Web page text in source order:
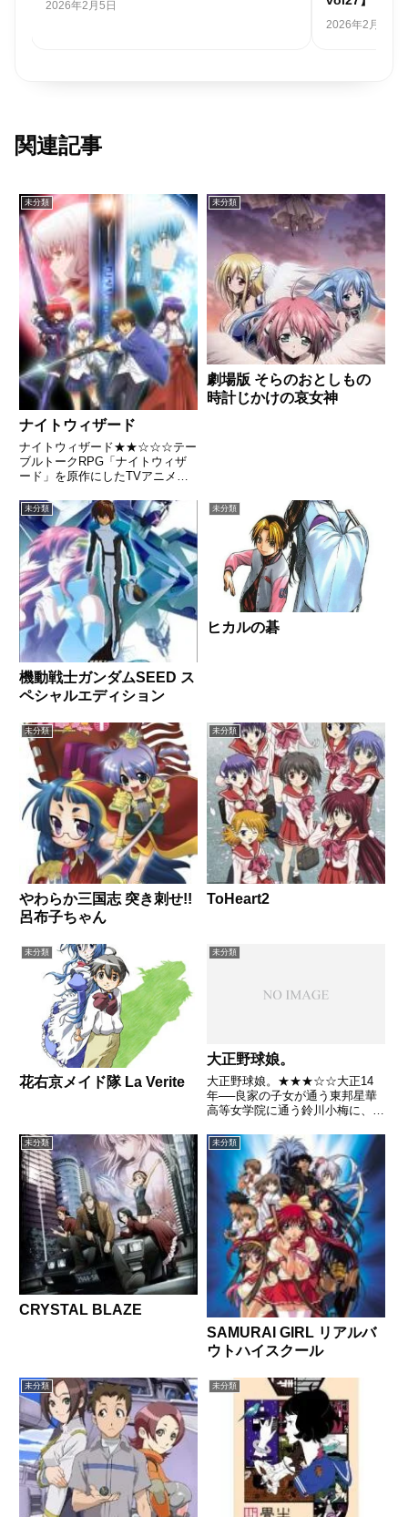
2026年2月5日
2026年2月1日
関連記事
未分類
ナイトウィザード
ナイトウィザード★★☆☆☆テー
ブルトークRPG「ナイトウィザ
ード」を原作にしたTVアニメ。
人間界に侵略を試みてきた。それ
は、200X年4月から「マジカル・
ウォーフェア」と呼ばれる戦争に
突入。その戦争を終結させる...
未分類
劇場版 そらのおとしもの
時計じかけの哀女神
未分類
機動戦士ガンダムSEED ス
ペシャルエディション
未分類
ヒカルの碁
未分類
やわらか三国志 突き刺せ!!
呂布子ちゃん
未分類
ToHeart2
未分類
花右京メイド隊 La Verite
未分類
大正野球娘。
大正野球娘。★★★☆☆大正14
年──良家の子女が通う東邦星華
高等女学院に通う鈴川小梅に、親
をしていただきたいの!」と声を
掛けた。突然のお願いに、思わず
頷いてしまう小梅。しかし、なぜ
野球なのか?ルールも、使う道
具...
未分類
CRYSTAL BLAZE
未分類
SAMURAI GIRL リアルバ
ウトハイスクール
未分類 未分類